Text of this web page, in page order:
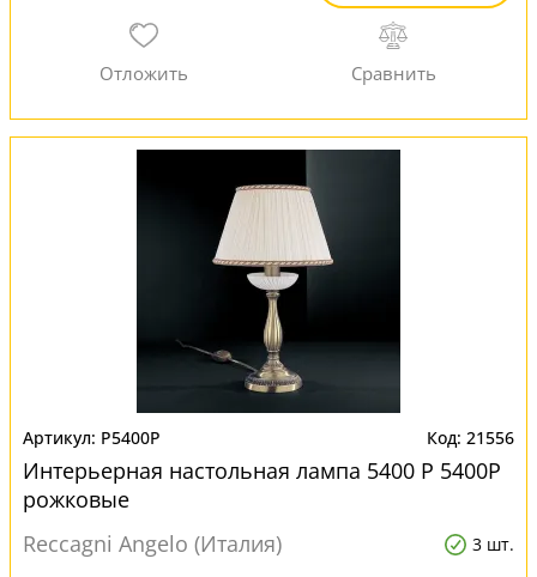
P5400P 21556
Интерьерная настольная лампа 5400 P 5400P
рожковые
Reccagni Angelo (Италия)
3 шт.